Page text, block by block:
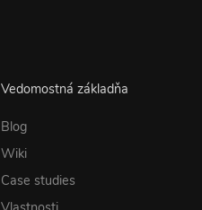
Vedomostná základňa
Blog
Wiki
Case studies